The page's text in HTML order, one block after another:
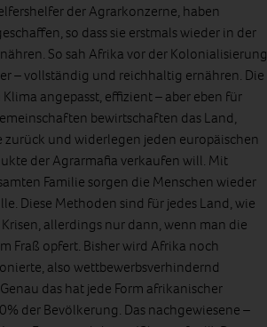
der Agrarkonzerne, haben
so dass sie erstmals wieder in der
So sah Afrika vor der Kolonialisierung
– vollständig und reichhaltig ernähren. Die
angepasst, effizient – aber eben für
bewirtschaften das Land,
und widerlegen jeden europäischen
der Agrarmafia verkaufen will. Mit
Familie sorgen die Menschen wieder
Diese Methoden sind für jedes Land, wie
allerdings nur dann, wenn man die
Fraß opfert. Bisher wird Afrika noch
also wettbewerbsverhindernd
das hat jede Form afrikanischer
der Bevölkerung. Das nachgewiesene –